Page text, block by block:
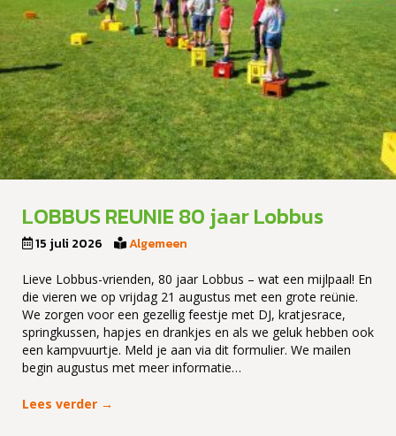
LOBBUS REUNIE 80 jaar Lobbus
15 juli 2026 Algemeen
Lieve Lobbus-vrienden, 80 jaar Lobbus – wat een mijlpaal! En
die vieren we op vrijdag 21 augustus met een grote reünie.
We zorgen voor een gezellig feestje met DJ, kratjesrace,
springkussen, hapjes en drankjes en als we geluk hebben ook
een kampvuurtje. Meld je aan via dit formulier. We mailen
begin augustus met meer informatie…
Lees verder →